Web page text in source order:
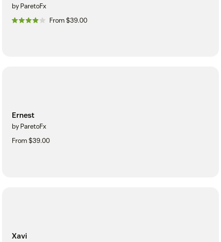
by ParetoFx
From $39.00
Ernest
by ParetoFx
From $39.00
Xavi